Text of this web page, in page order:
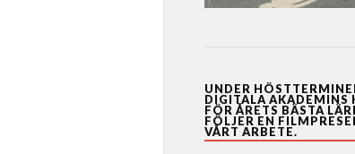
UNDER
DIGITALA AKADEMINS
FÖR ÅRETS BÄSTA
FÖLJER EN
VÅRT ARBETE.